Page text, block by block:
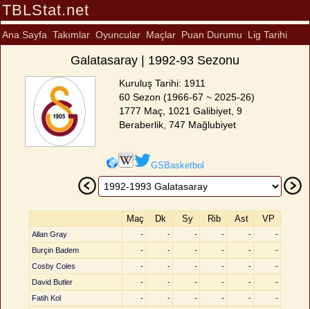
TBLStat.net
Ana Sayfa Takımlar Oyuncular Maçlar Puan Durumu Lig Tarihi
Galatasaray | 1992-93 Sezonu
Kuruluş Tarihi: 1911
60 Sezon (1966-67 ~ 2025-26)
1777 Maç, 1021 Galibiyet, 9
Beraberlik, 747 Mağlubiyet
GSBasketbol
Maç Dk Sy Rib Ast VP
Allan Gray - - - - -
-
Burçin Badem
- - - - -
-
Cosby Coles
- - - - -
-
David Butler
- - - - -
-
Fatih Kol
- - - - -
-